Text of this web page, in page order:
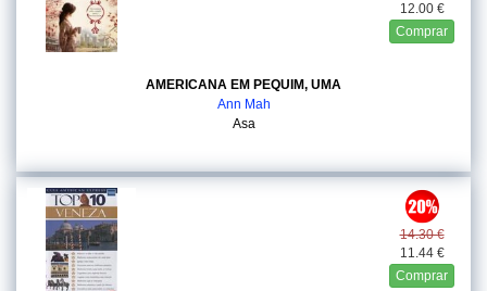
12.00 €
Comprar
AMERICANA EM PEQUIM, UMA
Ann Mah
Asa
14.30 €
11.44 €
Comprar